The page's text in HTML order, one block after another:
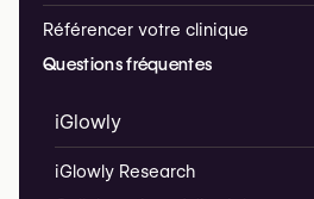
Référencer votre clinique
Questions fréquentes
iGlowly
iGlowly Research